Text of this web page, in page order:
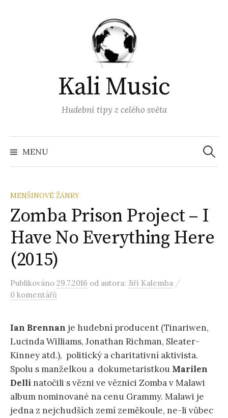
Kali Music
Hudební tipy z celého světa
MENU
MENŠINOVÉ ŽÁNRY
Zomba Prison Project – I
Have No Everything Here
(2015)
Publikováno 29.7.2016 od autora: Jiří Kalemba /
0 komentářů
Ian Brennan je hudební producent (Tinariwen,
Lucinda Williams, Jonathan Richman, Sleater-
Kinney atd.), politický a charitativní aktivista.
Spolu s manželkou a dokumetaristkou Marilen
Delli natočili s vězni ve věznici Zomba v Malawi
album nominované na cenu Grammy. Malawi je
jedna z nejchudších zemí zeměkoule, ne-li vůbec